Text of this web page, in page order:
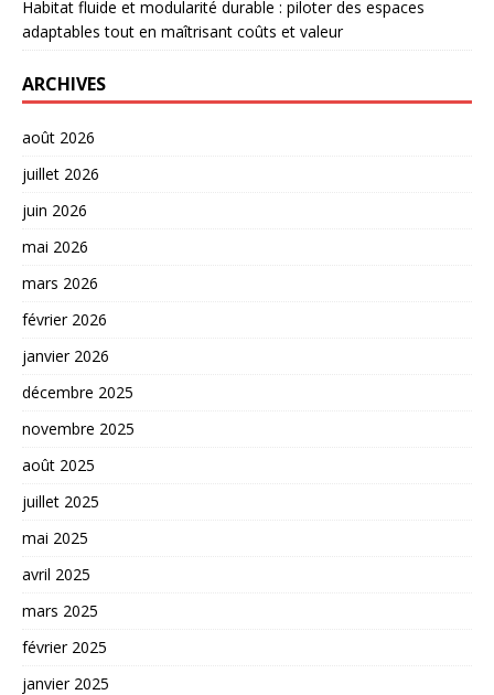
Habitat fluide et modularité durable : piloter des espaces
adaptables tout en maîtrisant coûts et valeur
ARCHIVES
août 2026
juillet 2026
juin 2026
mai 2026
mars 2026
février 2026
janvier 2026
décembre 2025
novembre 2025
août 2025
juillet 2025
mai 2025
avril 2025
mars 2025
février 2025
janvier 2025